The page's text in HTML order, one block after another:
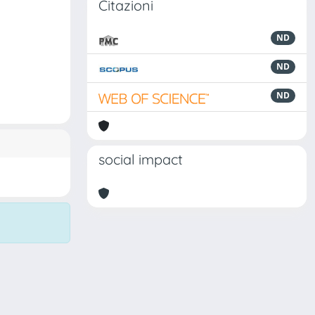
Citazioni
ND
ND
ND
social impact